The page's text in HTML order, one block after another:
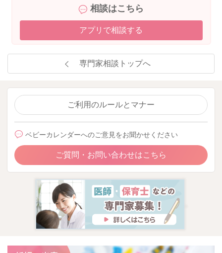
相談はこちら
アプリで相談する
専門家相談トップへ
ご利用のルールとマナー
ベビーカレンダーへのご意見をお聞かせください
ご質問・お問い合わせはこちら